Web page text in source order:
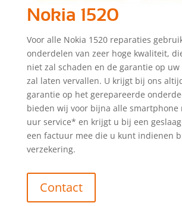
Nokia 1520
Voor alle Nokia 1520 reparaties
onderdelen van zeer hoge kwaliteit,
niet zal schaden en de garantie op
zal laten vervallen. U krijgt bij ons
garantie op het gerepareerde
bieden wij voor bijna alle smartphone
uur service* en krijgt u bij een
een factuur mee die u kunt indienen
verzekering.
Contact